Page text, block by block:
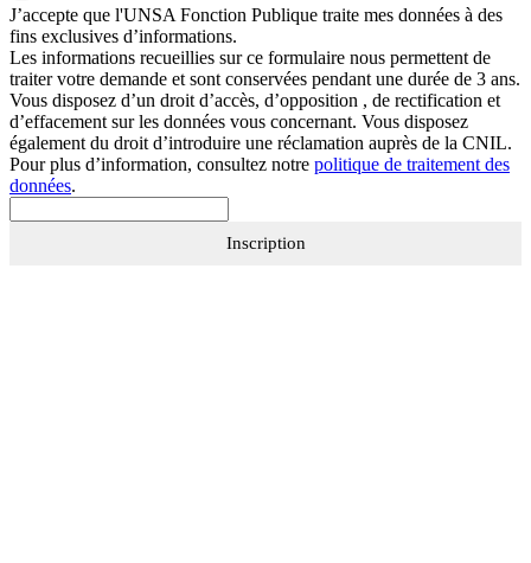
J’accepte que l'UNSA Fonction Publique traite mes données à des
fins exclusives d’informations.
Les informations recueillies sur ce formulaire nous permettent de
traiter votre demande et sont conservées pendant une durée de 3 ans.
Vous disposez d’un droit d’accès, d’opposition , de rectification et
d’effacement sur les données vous concernant. Vous disposez
également du droit d’introduire une réclamation auprès de la CNIL.
Pour plus d’information, consultez notre politique de traitement des
données.
Inscription